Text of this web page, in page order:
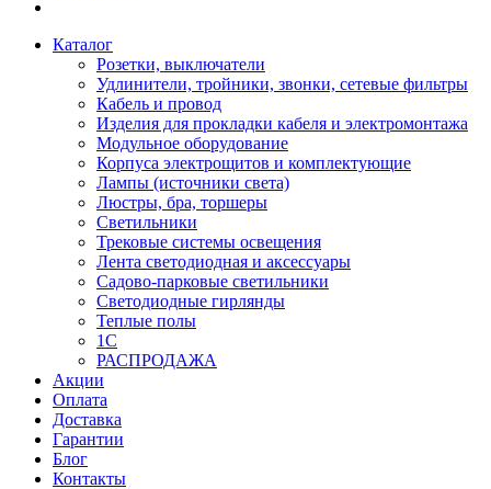
Каталог
Розетки, выключатели
Удлинители, тройники, звонки, сетевые фильтры
Кабель и провод
Изделия для прокладки кабеля и электромонтажа
Модульное оборудование
Корпуса электрощитов и комплектующие
Лампы (источники света)
Люстры, бра, торшеры
Светильники
Трековые системы освещения
Лента светодиодная и аксессуары
Садово-парковые светильники
Светодиодные гирлянды
Теплые полы
1С
РАСПРОДАЖА
Акции
Оплата
Доставка
Гарантии
Блог
Контакты